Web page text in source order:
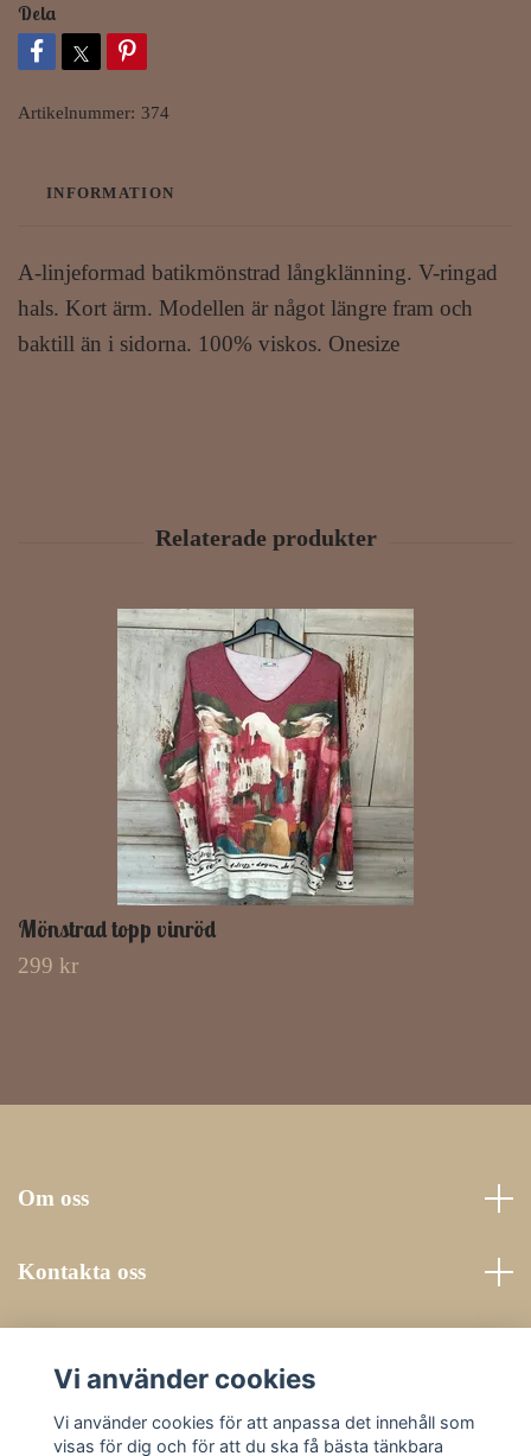
Dela
Artikelnummer: 374
INFORMATION
A-linjeformad batikmönstrad långklänning. V-ringad
hals. Kort ärm. Modellen är något längre fram och
baktill än i sidorna. 100% viskos. Onesize
Mönstrad topp vinröd
299 kr
Om oss
Kontakta oss
Sociala medier
Vi använder cookies
Vi använder cookies för att anpassa det innehåll som
visas för dig och för att du ska få bästa tänkbara